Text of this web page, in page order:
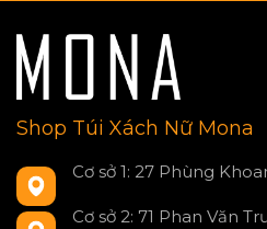
Shop Túi Xách Nữ Mona
Cơ sở 1: 27 Phùng
Cơ sở 2: 71 Phan Văn